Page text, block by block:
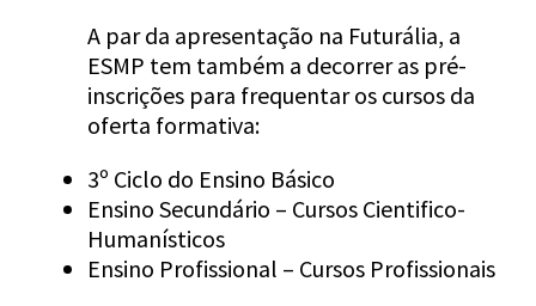
A par da apresentação na Futurália, a
ESMP tem também a decorrer as pré-
inscrições para frequentar os cursos da
oferta formativa:
3º Ciclo do Ensino Básico
Ensino Secundário – Cursos Cientifico-
Humanísticos
Ensino Profissional – Cursos Profissionais